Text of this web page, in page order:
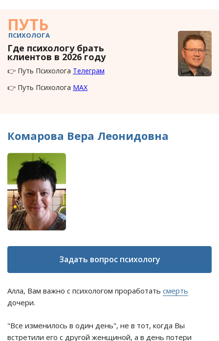
ПУТЬ
ПСИХОЛОГА
Где психологу брать
клиентов в 2026 году
👉 Путь Психолога Телеграм
👉 Путь Психолога MAX
Комарова Вера Леонидовна
Задать вопрос психологу
Алла, Вам важно с психологом проработать смерть
дочери.
"Все изменилось в один день", не в тот, когда Вы
встретили его с другой женщиной, а в день потери